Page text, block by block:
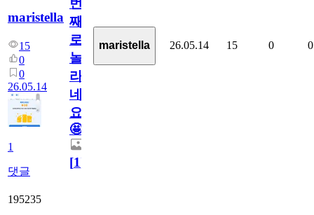
maristella
15
0
0
26.05.14
1
댓글
째
로
놀
라
네
요.
🤩
[1]
maristella 26.05.14 15 0 0
195235